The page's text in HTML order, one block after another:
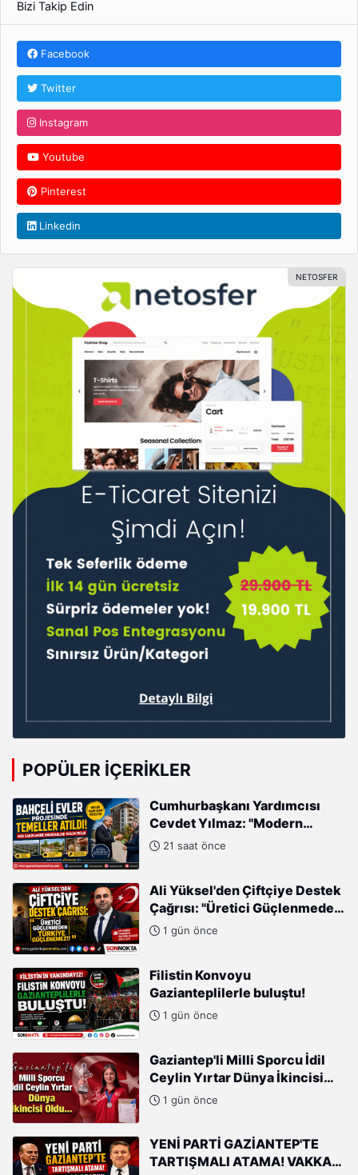
Bizi Takip Edin
Facebook
Twitter
Instagram
Youtube
Pinterest
Linkedin
POPÜLER İÇERIKLER
Cumhurbaşkanı Yardımcısı
Cevdet Yılmaz: "Modern
Türkiye'nin İmarında
21 saat önce
Ali Yüksel'den Çiftçiye Destek
Çağrısı: "Üretici Güçlenmeden
Türkiye Güçlenemez!"
1 gün önce
Filistin Konvoyu
Gazianteplilerle buluştu!
1 gün önce
Gaziantep'li Milli Sporcu İdil
Ceylin Yırtar Dünya İkincisi
Oldu1 gün önce
YENİ PARTİ GAZİANTEP'TE
TARTIŞMALI ATAMA! VAKKAS